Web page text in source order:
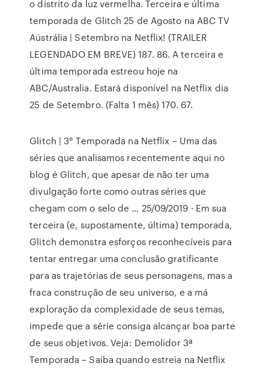
o distrito da luz vermelha. Terceira e última
temporada de Glitch 25 de Agosto na ABC TV
Aústrália | Setembro na Netflix! (TRAILER
LEGENDADO EM BREVE) 187. 86. A terceira e
última temporada estreou hoje na
ABC/Australia. Estará disponível na Netflix dia
25 de Setembro. (Falta 1 mês) 170. 67.
Glitch | 3° Temporada na Netflix – Uma das
séries que analisamos recentemente aqui no
blog é Glitch, que apesar de não ter uma
divulgação forte como outras séries que
chegam com o selo de … 25/09/2019 · Em sua
terceira (e, supostamente, última) temporada,
Glitch demonstra esforços reconhecíveis para
tentar entregar uma conclusão gratificante
para as trajetórias de seus personagens, mas a
fraca construção de seu universo, e a má
exploração da complexidade de seus temas,
impede que a série consiga alcançar boa parte
de seus objetivos. Veja: Demolidor 3ª
Temporada – Saiba quando estreia na Netflix